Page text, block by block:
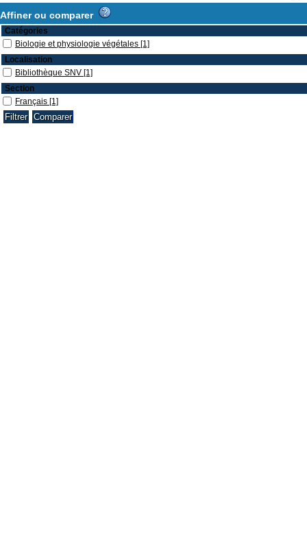
Affiner ou comparer
Catégories
Biologie et physiologie végétales [1]
Localisation
Bibliothèque SNV [1]
Section
Français [1]